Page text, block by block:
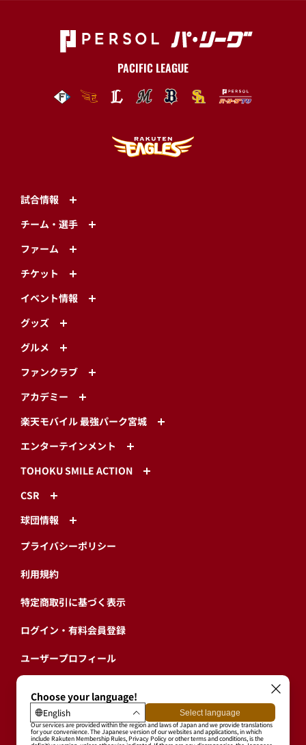
PACIFIC LEAGUE
試合情報
チーム・選手
ファーム
チケット
イベント情報
グッズ
グルメ
ファンクラブ
アカデミー
楽天モバイル 最強パーク宮城
エンターテインメント
TOHOKU SMILE ACTION
CSR
球団情報
プライバシーポリシー
利用規約
特定商取引に基づく表示
ログイン・有料会員登録
ユーザープロフィール
退会